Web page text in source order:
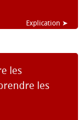
Explication ➤
les
les